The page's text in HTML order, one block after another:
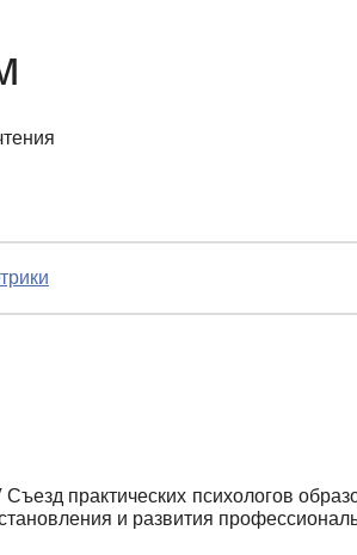
практических психологов
и развития